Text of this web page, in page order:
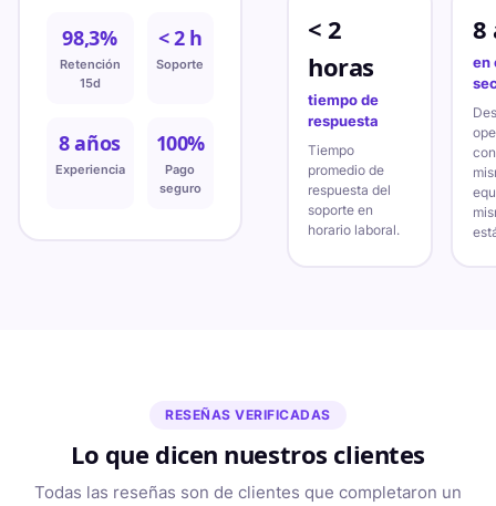
98,3%
Retención
15d
< 2 h
Soporte
8 años
Experiencia
100%
Pago
seguro
< 2
horas
tiempo de
respuesta
Tiempo
promedio de
respuesta del
soporte en
horario laboral.
8
en
RESEÑAS VERIFICADAS
Lo que dicen nuestros clientes
Todas las reseñas son de clientes que completaron un